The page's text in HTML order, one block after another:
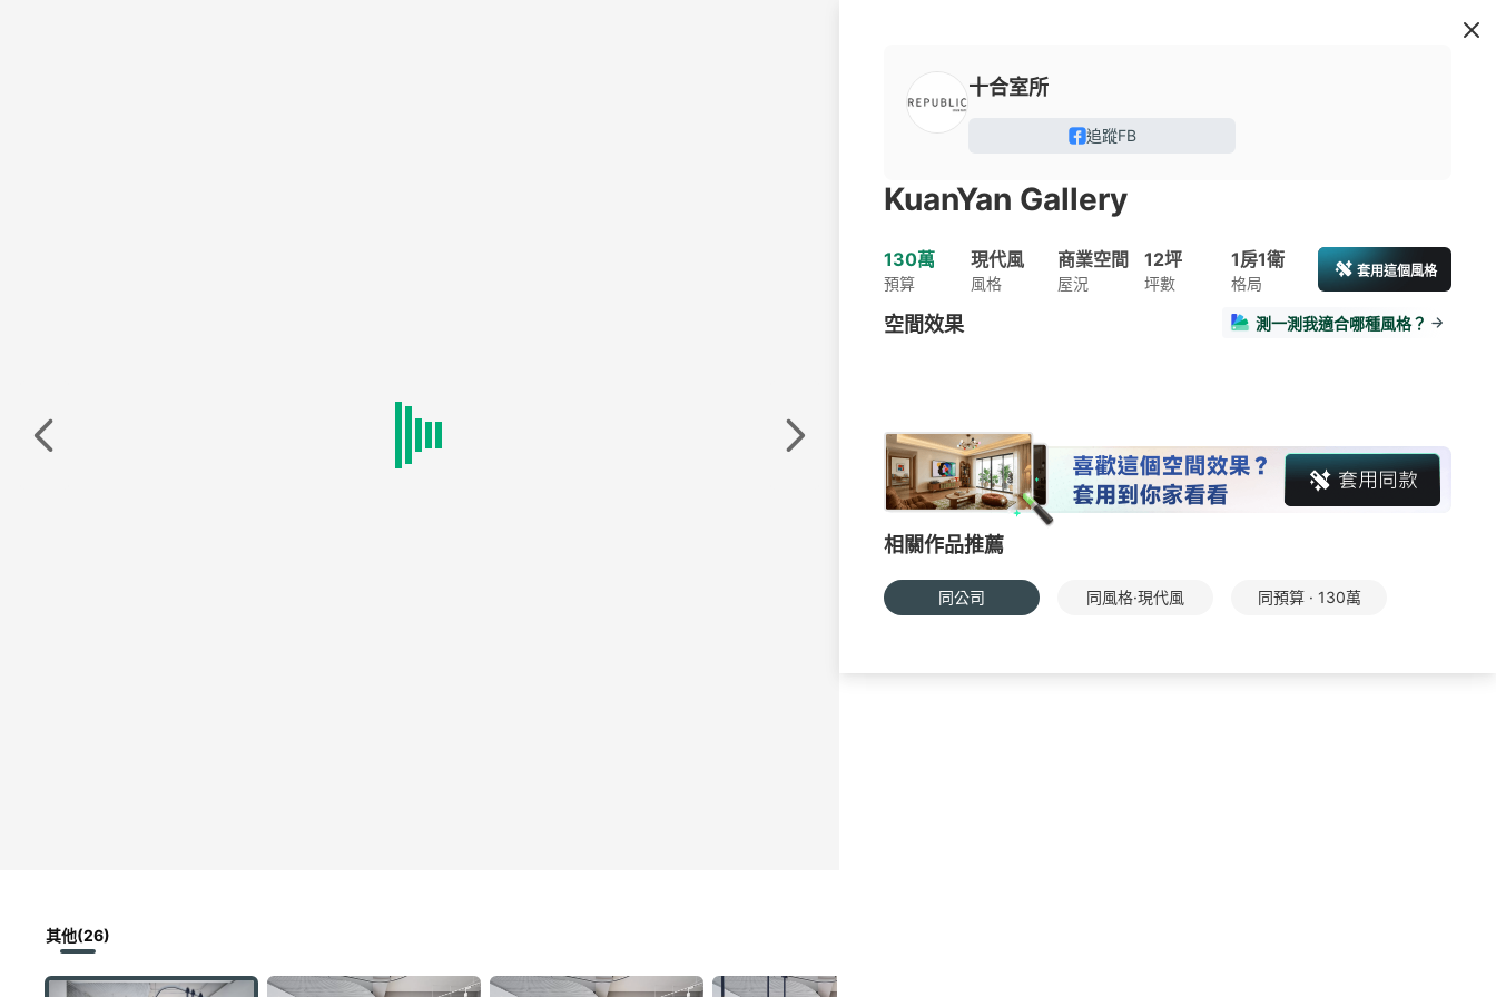
其他(26)
十合室所
追蹤FB
KuanYan Gallery
130萬
預算
現代風
風格
商業空間
屋況
12坪
坪數
1房1衛
格局
套用這個風格
空間效果 測一測我適合哪種風格？
相關作品推薦
同公司 同風格·現代風 同預算 · 130萬